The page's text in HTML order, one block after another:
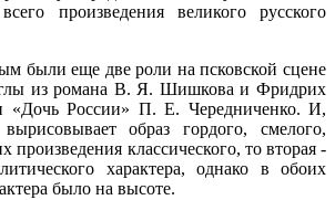
произведения великого русского
были еще две роли на псковской сцене
из романа В. Я. Шишкова и Фридрих
«Дочь России» П. Е. Чередниченко. И,
образ гордого, смелого,
произведения классического, то вторая -
характера, однако в обоих
было на высоте.